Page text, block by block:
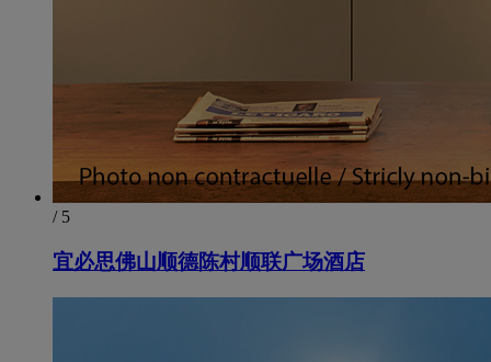
/ 5
宜必思佛山顺德陈村顺联广场酒店